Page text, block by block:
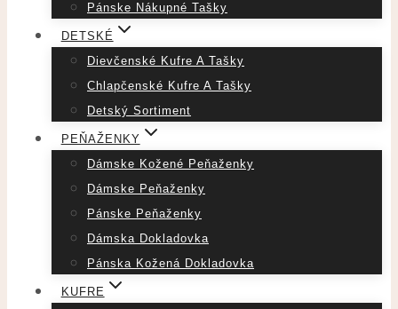
Pánske Nákupné Tašky
DETSKÉ
Dievčenské Kufre A Tašky
Chlapčenské Kufre A Tašky
Detský Sortiment
PEŇAŽENKY
Dámske Kožené Peňaženky
Dámske Peňaženky
Pánske Peňaženky
Dámska Dokladovka
Pánska Kožená Dokladovka
KUFRE